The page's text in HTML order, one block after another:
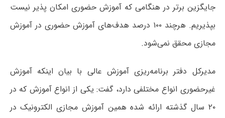
جایگزین برتر در هنگامی که آموزش حضوری امکان پذیر نیست
بپذیریم. هرچند ۱۰۰ درصد هدف‌های آموزش حضوری در آموزش
مجازی محقق نمی‌شود.
مدیرکل دفتر برنامه‌ریزی آموزش عالی با بیان اینکه آموزش
غیرحضوری انواع مختلفی دارد، گفت: یکی از انواع آموزش که در
۲۰ سال گذشته ارائه شده همین آموزش مجازی الکترونیک در